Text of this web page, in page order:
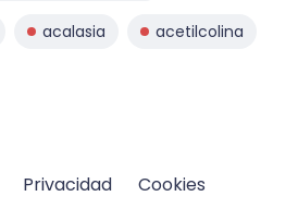
acalasia acetilcolina
Privacidad Cookies